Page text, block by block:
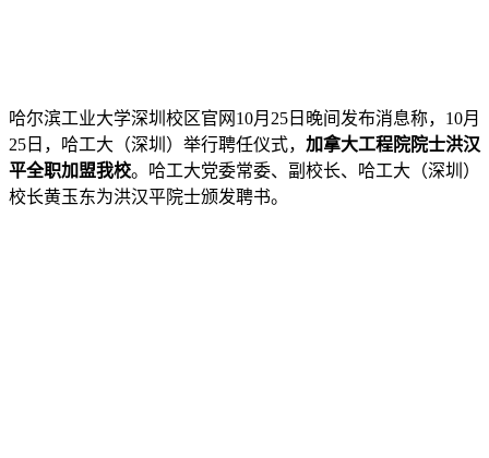
哈尔滨工业大学深圳校区官网10月25日晚间发布消息称，10月
25日，哈工大（深圳）举行聘任仪式， 加拿大工程院院士洪汉
平全职加盟我校。哈工大党委常委、副校长、哈工大（深圳）
校长黄玉东为洪汉平院士颁发聘书。